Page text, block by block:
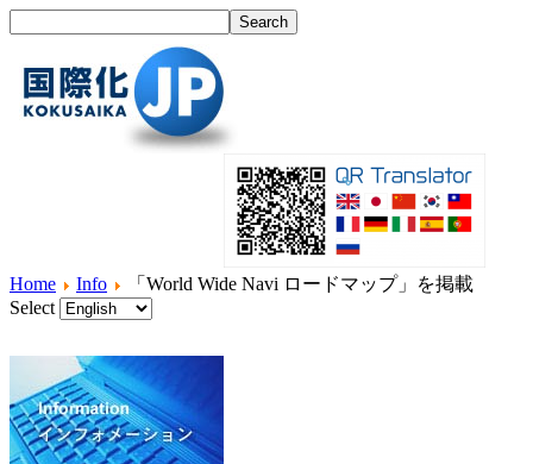
Home Info
「World Wide Navi ロードマップ」を掲載
Select